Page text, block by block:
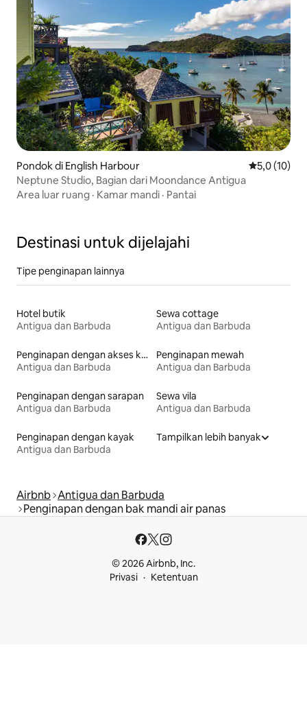
Pondok di English Harbour Nilai rata-
5,0 (10)
Neptune Studio, Bagian dari Moondance Antigua
Area luar ruang · Kamar mandi · Pantai
Destinasi untuk dijelajahi
Tipe penginapan lainnya
Hotel butik
Antigua dan Barbuda
Sewa cottage
Antigua dan Barbuda
Penginapan dengan akses ke pantai
Antigua dan Barbuda
Penginapan mewah
Antigua dan Barbuda
Penginapan dengan sarapan
Antigua dan Barbuda
Sewa vila
Antigua dan Barbuda
Penginapan dengan kayak
Antigua dan Barbuda
Tampilkan lebih banyak
Airbnb Antigua dan Barbuda
Penginapan dengan bak mandi air panas
© 2026 Airbnb, Inc.
Privasi
Ketentuan